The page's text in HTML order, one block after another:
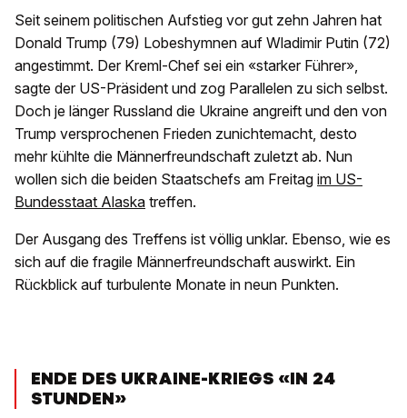
Seit seinem politischen Aufstieg vor gut zehn Jahren hat
Donald Trump (79) Lobeshymnen auf Wladimir Putin (72)
angestimmt. Der Kreml-Chef sei ein «starker Führer»,
sagte der US-Präsident und zog Parallelen zu sich selbst.
Doch je länger Russland die Ukraine angreift und den von
Trump versprochenen Frieden zunichtemacht, desto
mehr kühlte die Männerfreundschaft zuletzt ab. Nun
wollen sich die beiden Staatschefs am Freitag im US-
Bundesstaat Alaska treffen.
Der Ausgang des Treffens ist völlig unklar. Ebenso, wie es
sich auf die fragile Männerfreundschaft auswirkt. Ein
Rückblick auf turbulente Monate in neun Punkten.
ENDE DES UKRAINE-KRIEGS «IN 24
STUNDEN»